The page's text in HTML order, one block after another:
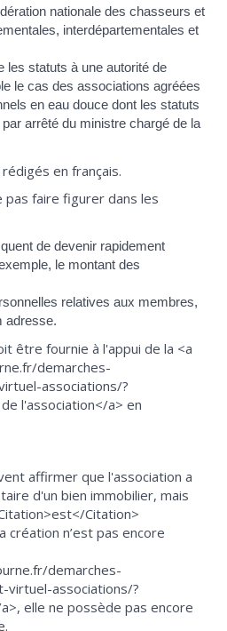
nationale des chasseurs et
interdépartementales et
les statuts à une autorité de
le cas des associations agréées
en eau douce dont les statuts
arrêté du ministre chargé de la
en français.
faire figurer dans les
de devenir rapidement
le montant des
relatives aux membres,
adresse.
être fournie à l'appui de la <a
demarches-
associations/?
l'association</a> en
affirmer que l'association a
d'un bien immobilier, mais
Citation>
création n’est pas encore
demarches-
virtuel-associations/?
elle ne possède pas encore